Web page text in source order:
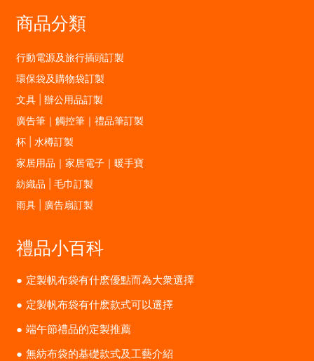
商品分類
行動電源及旅行插頭訂製
環保袋及購物袋訂製
文具 | 辦公用品訂製
廣告筆｜觸控筆｜禮品筆訂製
杯 | 水樽訂製
家居用品｜家居電子｜暖手寶
紡織品 | 毛巾訂製
雨具 | 廣告扇訂製
禮品小百科
定製帆布袋有什麽優點而為大衆選擇
定製帆布袋有什麽款式可以選擇
端午節禮品的定製推薦
無紡布袋的基礎款式及工藝介紹